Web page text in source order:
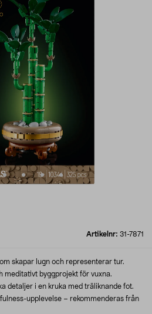
Artikelnr: 31-7871
skapar lugn och representerar tur.
meditativt byggprojekt för vuxna.
detaljer i en kruka med träliknande fot.
upplevelse – rekommenderas från